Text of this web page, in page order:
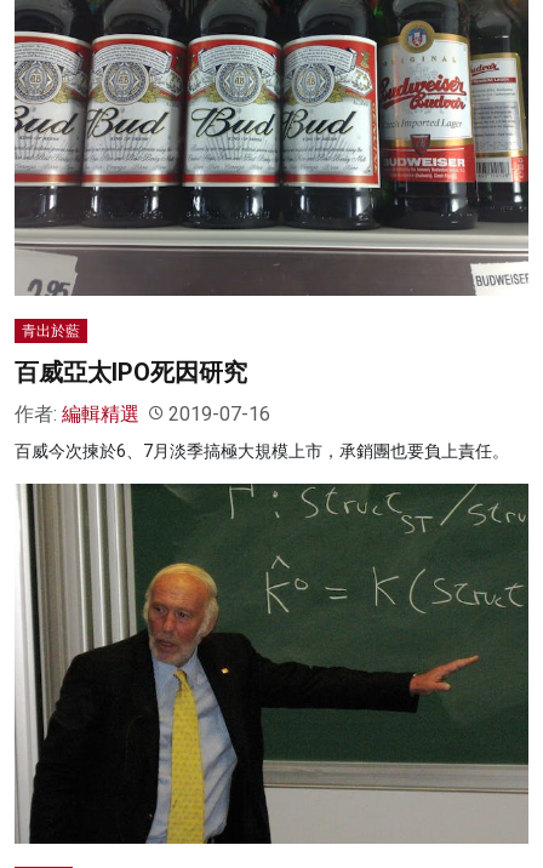
青出於藍
百威亞太IPO死因研究
作者: 編輯精選 2019-07-16
百威今次揀於6、7月淡季搞極大規模上市，承銷團也要負上責任。